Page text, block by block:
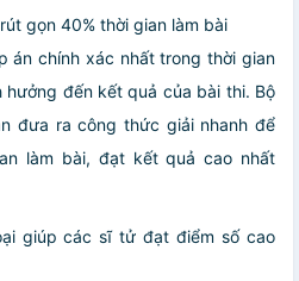
gọn 40% thời gian làm bài
án chính xác nhất trong thời gian
hưởng đến kết quả của bài thi. Bộ
đưa ra công thức giải nhanh để
làm bài, đạt kết quả cao nhất
giúp các sĩ tử đạt điểm số cao